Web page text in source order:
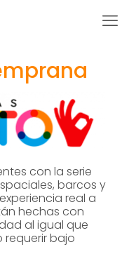
con la serie
barcos y
real a
hechas con
al igual que
requerir bajo